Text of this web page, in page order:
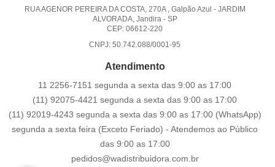
RUA AGENOR PEREIRA DA COSTA, 270A , Galpão Azul - JARDIM
ALVORADA, Jandira- SP
CEP: 06612-220
CNPJ: 50.742.088/0001-95
Atendimento
11 2256-7151 segunda a sexta das 9:00 as 17:00
(11) 92075-4421 segunda a sexta das 9:00 as 17:00
(11) 92019-4243 segunda a sexta das 9:00 as 17:00 (WhatsApp)
segunda a sexta feira (Exceto Feriado) - Atendemos ao Público
das 9:00 as 17:00
pedidos@wadistribuidora.com.br